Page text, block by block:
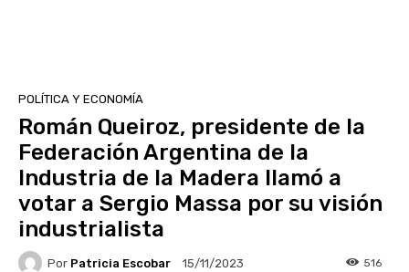
POLÍTICA Y ECONOMÍA
Román Queiroz, presidente de la
Federación Argentina de la
Industria de la Madera llamó a
votar a Sergio Massa por su visión
industrialista
Por Patricia Escobar 15/11/2023 516